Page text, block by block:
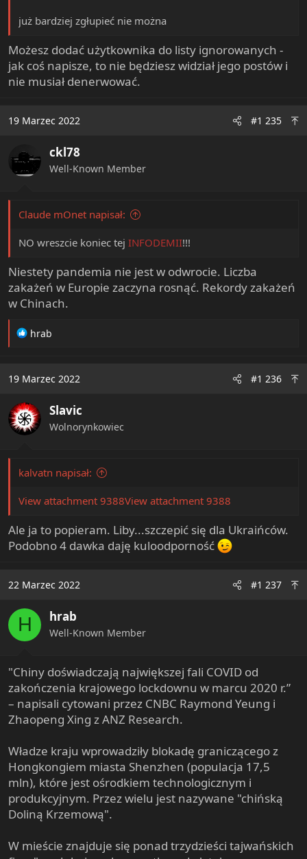
już bardziej zgłupieć nie można
Możesz dodać użytkownika do listy ignorowanych -
jak coś napisze, to nie będziesz widział jego postów i
nie musiał denerwować.
19 Marzec 2022 #1 235
ckl78
Well-Known Member
Claude mOnet napisał:
NO wreszcie koniec tej INFODEMII!!!
Niestety pandemia nie jest w odwrocie. Liczba
zakażeń w Europie zaczyna rosnąć. Rekordy zakażeń
w Chinach.
R
t
o
n
s
hrab
19 Marzec 2022 #1 236
Slavic
Wolnorynkowiec
kalvatn napisał:
View attachment 9388View attachment 9388
Ale ja to popieram. Liby...szczepić się dla Ukraińców.
Podobno 4 dawka daję kuloodporność
22 Marzec 2022 #1 237
H hrab
Well-Known Member
"Chiny doświadczają największej fali COVID od
zakończenia krajowego lockdownu w marcu 2020 r.”
– napisali cytowani przez CNBC Raymond Yeung i
Zhaopeng Xing z ANZ Research.
Władze kraju wprowadziły blokadę graniczącego z
Hongkongiem miasta Shenzhen (populacja 17,5
mln), które jest ośrodkiem technologicznym i
produkcyjnym. Przez wielu jest nazywane "chińską
Doliną Krzemową".
W mieście znajduje się ponad trzydzieści tajwańskich